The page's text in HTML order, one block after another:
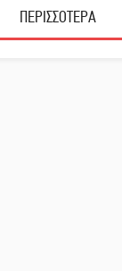
ΠΕΡΙΣΣΟΤΕΡΑ